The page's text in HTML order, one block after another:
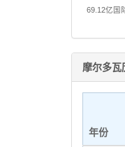
69.12亿国
摩尔多瓦
年份